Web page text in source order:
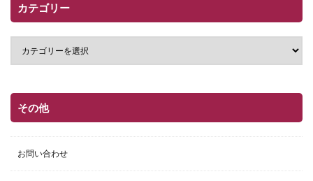
カテゴリー
その他
お問い合わせ